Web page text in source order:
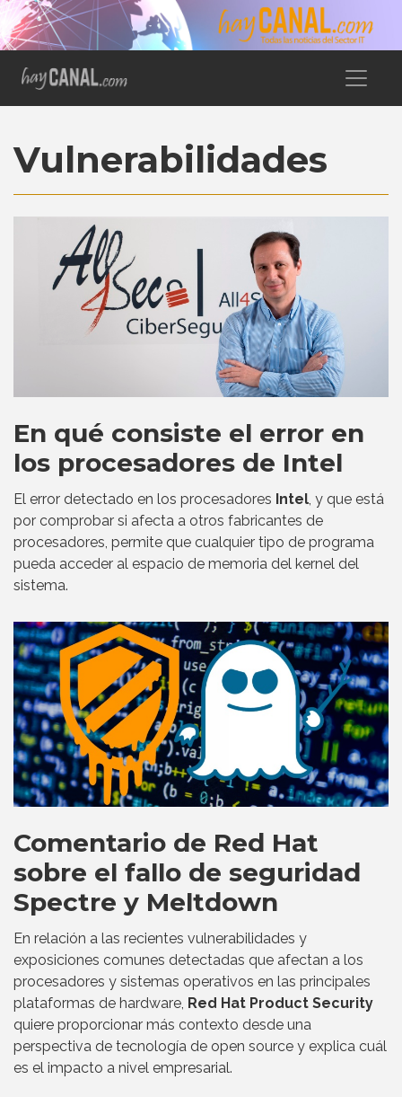
Vulnerabilidades
En qué consiste el error en
los procesadores de Intel
El error detectado en los procesadores Intel, y que está
por comprobar si afecta a otros fabricantes de
procesadores, permite que cualquier tipo de programa
pueda acceder al espacio de memoria del kernel del
sistema.
Comentario de Red Hat
sobre el fallo de seguridad
Spectre y Meltdown
En relación a las recientes vulnerabilidades y
exposiciones comunes detectadas que afectan a los
procesadores y sistemas operativos en las principales
plataformas de hardware, Red Hat Product Security
quiere proporcionar más contexto desde una
perspectiva de tecnología de open source y explica cuál
es el impacto a nivel empresarial.